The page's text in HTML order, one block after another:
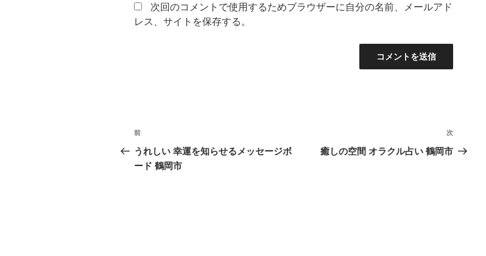
次回のコメントで使用するためブラウザーに自分の名前、メールアド
レス、サイトを保存する。
投
稿
ナ
前
の
投
前
うれしい 幸運を知らせるメッセージボ
ード 鶴岡市
の
次
癒しの空間 オラクル占い 鶴岡市